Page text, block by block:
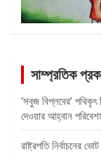
সাম্প্রতিক
‘সবুজ বিপ্লবের’
দেওয়ার আহ্বান
রাষ্ট্রপতি নির্বাচনের